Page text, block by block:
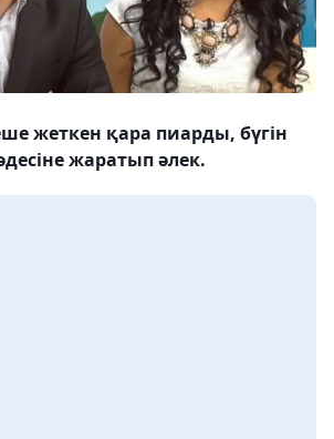
жеткен қара пиарды, бүгін
жаратып әлек.